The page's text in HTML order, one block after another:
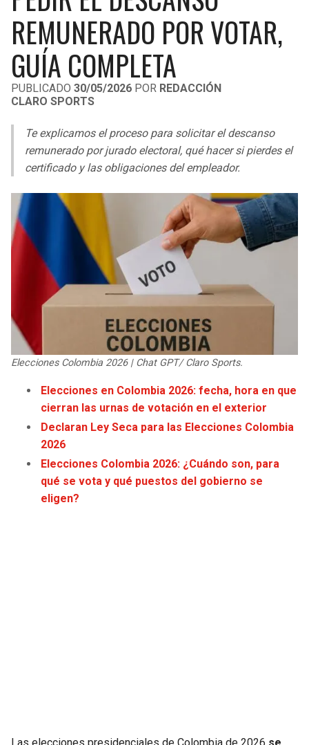
LIGA DE EXPANSIÓN MX
LEAGUES CUP
UEFA EUROPA LEAGUE
UEFA CONFERENCE LEAGUE
MLS
COPA LIBERTADORES
COPA SUDAMERICANA
LIGA BETPLAY
OTRAS LIGAS
RAIDERS
CHARGERS
RAVENS
BENGALS
STEELERS
TEXANS
COLTS
TITANS
COWBOYS
GIANTS
EAGLES
COMMANDERS
CAVALIERS
PISTONS
PACERS
BUCKS
HORNETS
HEAT
MAGIC
WARRIORS
CLIPPERS
LAKERS
SUNS
KINGS
REMUNERADO POR VOTAR,
GUÍA COMPLETA
PUBLICADO 30/05/2026 POR REDACCIÓN
CLARO SPORTS
Te explicamos el proceso para solicitar el descanso
remunerado por jurado electoral, qué hacer si pierdes el
certificado y las obligaciones del empleador.
Elecciones Colombia 2026 | Chat GPT/ Claro Sports.
Elecciones en Colombia 2026: fecha, hora en que
cierran las urnas de votación en el exterior
Declaran Ley Seca para las Elecciones Colombia
2026
Elecciones Colombia 2026: ¿Cuándo son, para
qué se vota y qué puestos del gobierno se
eligen?